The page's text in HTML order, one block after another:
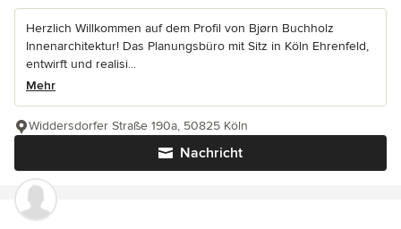
Herzlich Willkommen auf dem Profil von Bjørn Buchholz
Innenarchitektur! Das Planungsbüro mit Sitz in Köln Ehrenfeld,
entwirft und realisi...
Mehr
Nachricht
Widdersdorfer Straße 190a, 50825 Köln